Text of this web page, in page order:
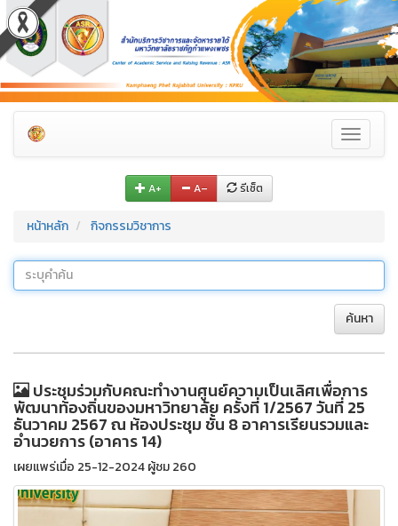
Toggle
A+ A– รีเซ็ต
หน้าหลัก กิจกรรมวิชาการ
ค้นหา
ประชุมร่วมกับคณะทำงานศูนย์ความเป็นเลิศเพื่อการ
พัฒนาท้องถิ่นของมหาวิทยาลัย ครั้งที่ 1/2567 วันที่ 25
ธันวาคม 2567 ณ ห้องประชุม ชั้น 8 อาคารเรียนรวมและ
อำนวยการ (อาคาร 14)
เผยแพร่เมื่อ 25-12-2024 ผู้ชม 260